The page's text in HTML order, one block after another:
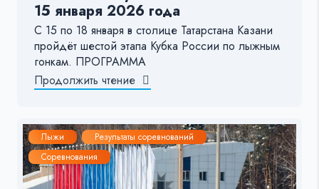
15 января 2026 года
С 15 по 18 января в столице Татарстана Казани
пройдёт шестой этапа Кубка России по лыжным
гонкам. ПРОГРАММА
Продолжить чтение
Лыжи
Результаты соревнований
Соревнования